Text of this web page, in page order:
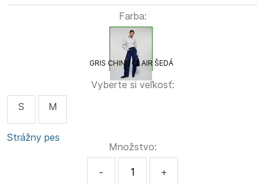
Farba:
GRIS CHINE CLAIR ŠEDÁ
Vyberte si veľkosť:
S
M
Strážny pes
Množstvo:
- +